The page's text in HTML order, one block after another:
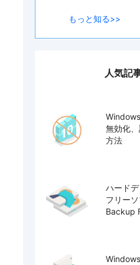
もっと知る>>
人気記
無効化
方法
ハード
フリー
Backup